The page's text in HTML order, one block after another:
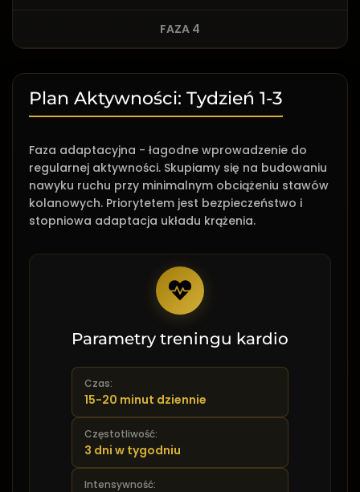
FAZA 4
Plan Aktywności: Tydzień 1-3
Faza adaptacyjna - łagodne wprowadzenie do
regularnej aktywności. Skupiamy się na budowaniu
nawyku ruchu przy minimalnym obciążeniu stawów
kolanowych. Priorytetem jest bezpieczeństwo i
stopniowa adaptacja układu krążenia.
Parametry treningu kardio
Czas:
15-20 minut dziennie
Częstotliwość:
3 dni w tygodniu
Intensywność: